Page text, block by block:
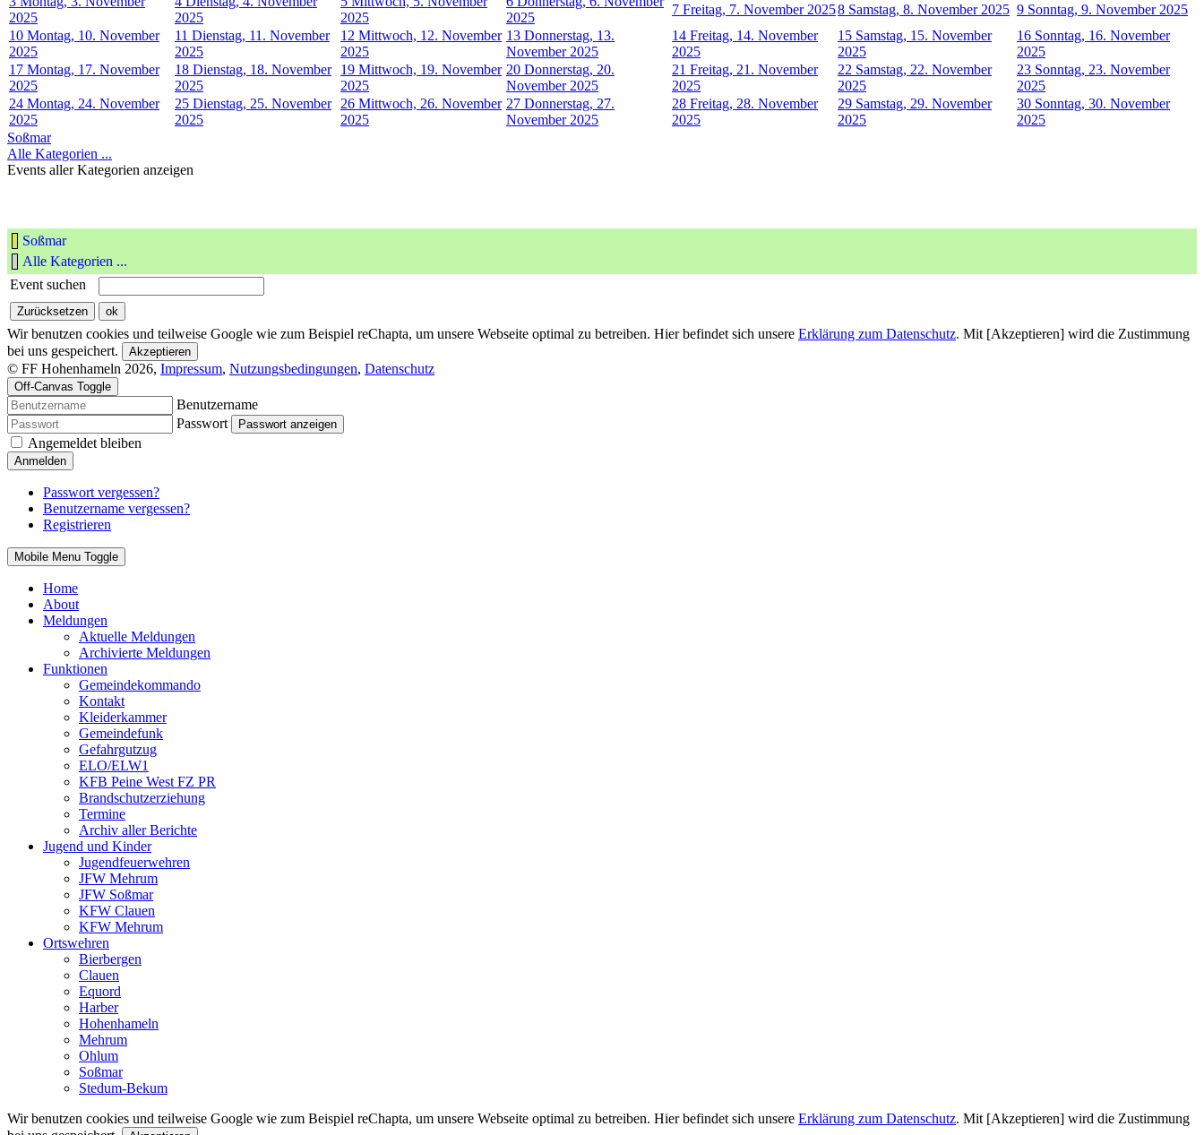
2025
2025
2025
2025
7 Freitag, 7. November 20258 Samstag, 8. November 2025 9 Sonntag, 9. November 2025
10 Montag, 10. November
2025
11 Dienstag, 11. November
2025
12 Mittwoch, 12. November
2025
13 Donnerstag, 13.
November 2025
14 Freitag, 14. November
2025
15 Samstag, 15. November
2025
16 Sonntag, 16. November
2025
17 Montag, 17. November
2025
18 Dienstag, 18. November
2025
19 Mittwoch, 19. November
2025
20 Donnerstag, 20.
November 2025
21 Freitag, 21. November
2025
22 Samstag, 22. November
2025
23 Sonntag, 23. November
2025
24 Montag, 24. November
2025
25 Dienstag, 25. November
2025
26 Mittwoch, 26. November
2025
27 Donnerstag, 27.
November 2025
28 Freitag, 28. November
2025
29 Samstag, 29. November
2025
30 Sonntag, 30. November
2025
Soßmar
Alle Kategorien ...
Events aller Kategorien anzeigen
Soßmar
Alle Kategorien ...
Event suchen
Wir benutzen cookies und teilweise Google wie zum Beispiel reChapta, um unsere Webseite optimal zu betreiben. Hier befindet sich unsere Erklärung zum Datenschutz. Mit [Akzeptieren] wird die Zustimmung
bei uns gespeichert.
Akzeptieren
© FF Hohenhameln 2026, Impressum, Nutzungsbedingungen, Datenschutz
Off-Canvas Toggle
Benutzername
Passwort
Passwort anzeigen
Angemeldet bleiben
Anmelden
Passwort vergessen?
Benutzername vergessen?
Registrieren
Mobile Menu Toggle
Home
About
Meldungen
Aktuelle Meldungen
Archivierte Meldungen
Funktionen
Gemeindekommando
Kontakt
Kleiderkammer
Gemeindefunk
Gefahrgutzug
ELO/ELW1
KFB Peine West FZ PR
Brandschutzerziehung
Termine
Archiv aller Berichte
Jugend und Kinder
Jugendfeuerwehren
JFW Mehrum
JFW Soßmar
KFW Clauen
KFW Mehrum
Ortswehren
Bierbergen
Clauen
Equord
Harber
Hohenhameln
Mehrum
Ohlum
Soßmar
Stedum-Bekum
Wir benutzen cookies und teilweise Google wie zum Beispiel reChapta, um unsere Webseite optimal zu betreiben. Hier befindet sich unsere Erklärung zum Datenschutz. Mit [Akzeptieren] wird die Zustimmung